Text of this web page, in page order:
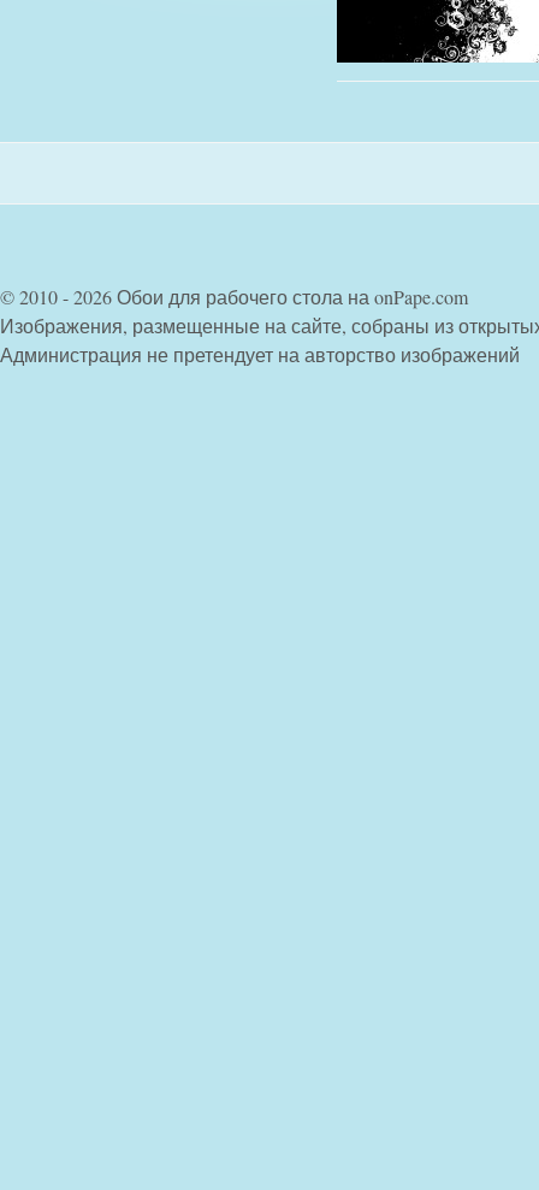
© 2010 - 2026 Обои для рабочего стола на onPape.com
Изображения, размещенные на сайте, собраны из
Администрация не претендует на авторство изображений